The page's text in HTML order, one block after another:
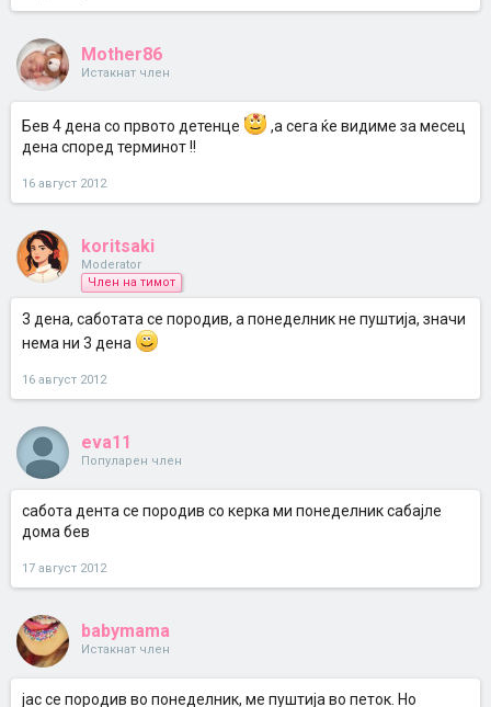
Mother86
Истакнат член
Бев 4 дена со првото детенце
,а сега ќе видиме за месец
дена според терминот !!
16 август 2012
koritsaki
Moderator
Член на тимот
3 дена, саботата се породив, а понеделник не пуштија, значи
нема ни 3 дена
16 август 2012
eva11
Популарен член
сабота дента се породив со керка ми понеделник сабајле
дома бев
17 август 2012
babymama
Истакнат член
јас се породив во понеделник, ме пуштија во петок. Но